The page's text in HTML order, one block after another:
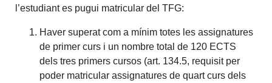
l’estudiant es pugui matricular del TFG:
Haver superat com a mínim totes les assignatures
de primer curs i un nombre total de 120 ECTS
dels tres primers cursos (art. 134.5, requisit per
poder matricular assignatures de quart curs dels